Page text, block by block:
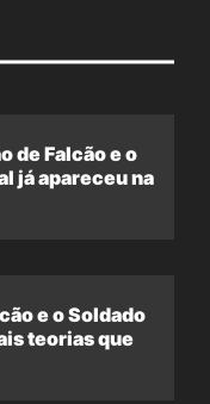
de Falcão e o
já apareceu na
e o Soldado
teorias que